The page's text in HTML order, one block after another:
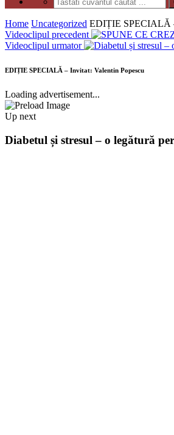
Home Uncategorized EDIȚIE SPECIALĂ
Videoclipul precedent
Videoclipul urmator
EDIȚIE SPECIALĂ – Invitat: Valentin Popescu
Loading advertisement...
Up next
Diabetul și stresul – o legătură